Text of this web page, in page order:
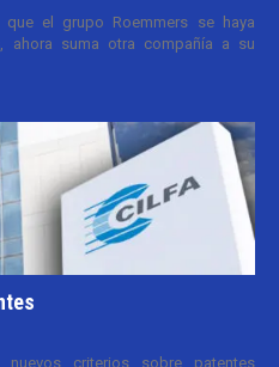
el grupo Roemmers se haya
ahora suma otra compañía a su
criterios sobre patentes